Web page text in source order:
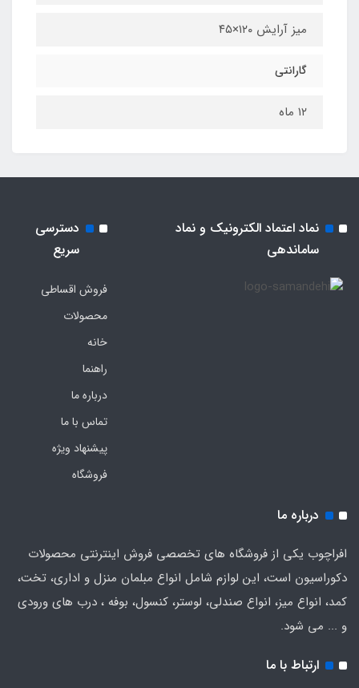
میز آرایش ۱۲۰×۴۵
گارانتی
۱۲ ماه
نماد اعتماد الکترونیک و نماد
ساماندهی
دسترسی
سریع
فروش اقساطی
محصولات
خانه
راهنما
درباره ما
تماس با ما
پیشنهاد ویژه
فروشگاه
درباره ما
افراچوب یکی از فروشگاه های تخصصی فروش اینترنتی محصولات
دکوراسیون است، این لوازم شامل انواع مبلمان منزل و اداری، تخت،
کمد، انواع میز، انواع صندلی، لوستر، کنسول، بوفه ، درب های ورودی
و ... می شود.
ارتباط با ما